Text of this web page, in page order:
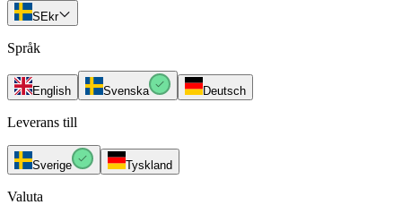
SEkr
Språk
English Svenska Deutsch
Leverans till
Sverige Tyskland
Valuta